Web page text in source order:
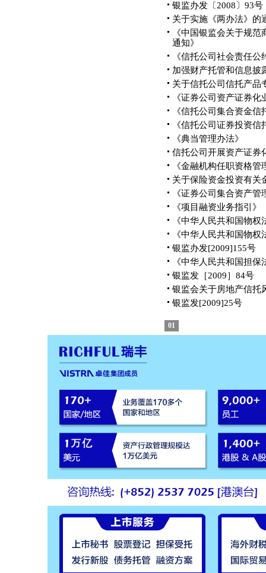
银监办发〔2008〕93号
关于实施《两办法》的
《中国银监会关于规
通知》
《信托公司社会责任公
加强财产托管和信息披
关于信托公司信托产品
《证券公司资产证券
《信托公司集合资金
《信托公司证券投资
《典当管理办法》
信托公司开展资产证券
《金融机构任职资格
关于保险资金投资有关
《证券公司集合资产
《项目融资业务指引》
《中华人民共和国物权
《中华人民共和国物权
银监办发[2009]155号
《中华人民共和国担
银监发［2009］84号
银监会关于房地产信托
银监发[2009]25号
01